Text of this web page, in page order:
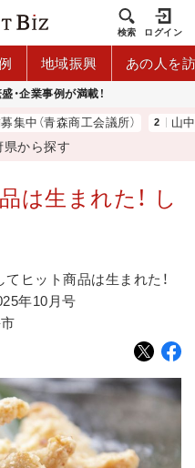
検索 ログイン
地域振興 あの人を
・企業事例が満載！
青森商工会議所） 山中伸弥
県から探す
は生まれた！ し
てヒット商品は生まれた！
年10月号